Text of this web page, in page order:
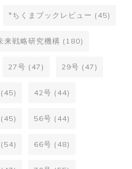
*ちくまブックレビュー (45)
来戦略研究機構 (180)
27号 (47) 29号 (47)
(45) 42号 (44)
(45) 56号 (44)
(54) 66号 (48)